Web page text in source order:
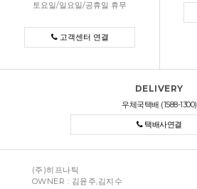
토요일/일요일/공휴일 휴무
고객센터 연결
DELIVERY
우체국택배 (1588-1300)
택배사연결
(주)히프나틱
OWNER : 김윤주,김지수